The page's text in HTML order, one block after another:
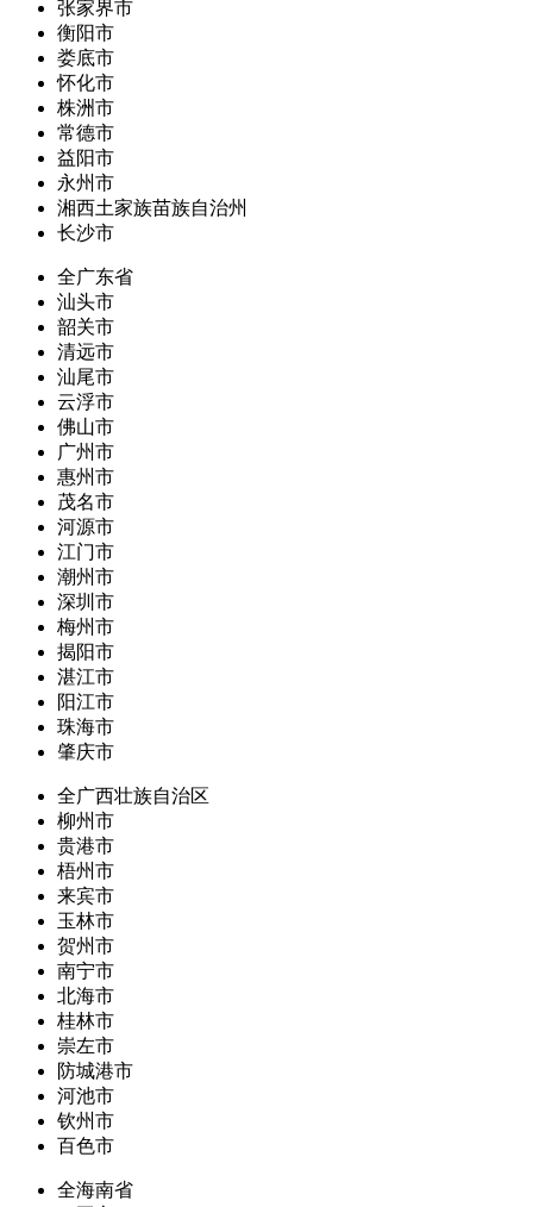
张家界市
衡阳市
娄底市
怀化市
株洲市
常德市
益阳市
永州市
湘西土家族苗族自治州
长沙市
全广东省
汕头市
韶关市
清远市
汕尾市
云浮市
佛山市
广州市
惠州市
茂名市
河源市
江门市
潮州市
深圳市
梅州市
揭阳市
湛江市
阳江市
珠海市
肇庆市
全广西壮族自治区
柳州市
贵港市
梧州市
来宾市
玉林市
贺州市
南宁市
北海市
桂林市
崇左市
防城港市
河池市
钦州市
百色市
全海南省